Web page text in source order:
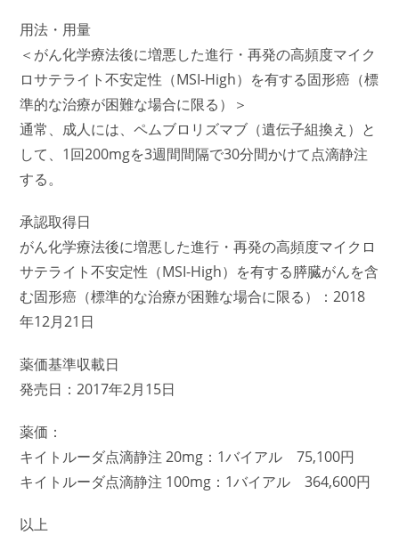
用法・用量
＜がん化学療法後に増悪した進行・再発の高頻度マイク
ロサテライト不安定性（MSI-High）を有する固形癌（標
準的な治療が困難な場合に限る）＞
通常、成人には、ペムブロリズマブ（遺伝子組換え）と
して、1回200mgを3週間間隔で30分間かけて点滴静注
する。
承認取得日
がん化学療法後に増悪した進行・再発の高頻度マイクロ
サテライト不安定性（MSI-High）を有する膵臓がんを含
む固形癌（標準的な治療が困難な場合に限る）：2018
年12月21日
薬価基準収載日
発売日：2017年2月15日
薬価：
キイトルーダ点滴静注 20mg：1バイアル 75,100円
キイトルーダ点滴静注 100mg：1バイアル 364,600円
以上